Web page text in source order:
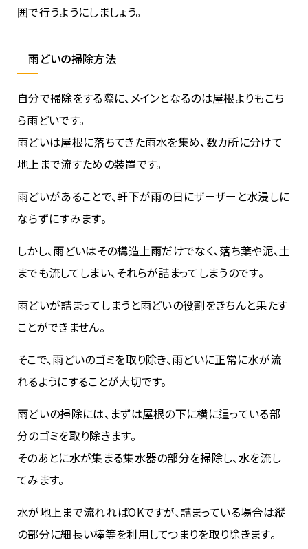
囲で行うようにしましょう。
雨どいの掃除方法
自分で掃除をする際に、メインとなるのは屋根よりもこち
ら雨どいです。
雨どいは屋根に落ちてきた雨水を集め、数カ所に分けて
地上まで流すための装置です。
雨どいがあることで、軒下が雨の日にザーザーと水浸しに
ならずにすみます。
しかし、雨どいはその構造上雨だけでなく、落ち葉や泥、土
までも流してしまい、それらが詰まってしまうのです。
雨どいが詰まってしまうと雨どいの役割をきちんと果たす
ことができません。
そこで、雨どいのゴミを取り除き、雨どいに正常に水が流
れるようにすることが大切です。
雨どいの掃除には、まずは屋根の下に横に這っている部
分のゴミを取り除きます。
そのあとに水が集まる集水器の部分を掃除し、水を流し
てみます。
水が地上まで流れればOKですが、詰まっている場合は縦
の部分に細長い棒等を利用してつまりを取り除きます。